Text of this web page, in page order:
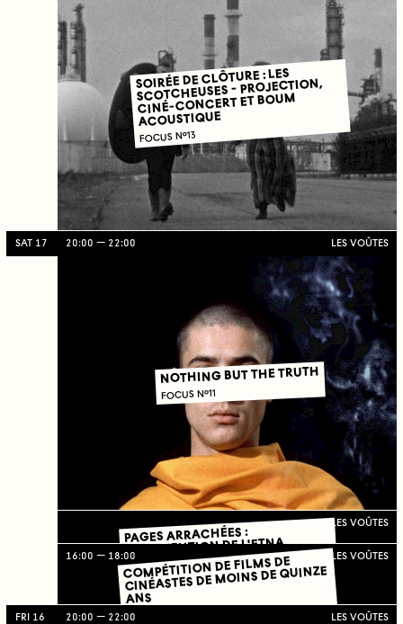
SOIRÉE DE CLÔTURE : LES
SCOTCHEUSES - PROJECTION,
CINÉ-CONCERT ET BOUM
ACOUSTIQUE
FOCUS N°13
SAT 17 20:00 22:00 LES VOÛTES
NOTHING BUT THE TRUTH
FOCUS N°11
LES VOÛTES
PAGES ARRACHÉES :
INTERVENTION DE L'ETNA
16:00 18:00 LES VOÛTES
COMPÉTITION DE FILMS DE
CINÉASTES DE MOINS DE QUINZE
ANS
SÉANCE SPÉCIALE
FRI 16 20:00 22:00 LES VOÛTES